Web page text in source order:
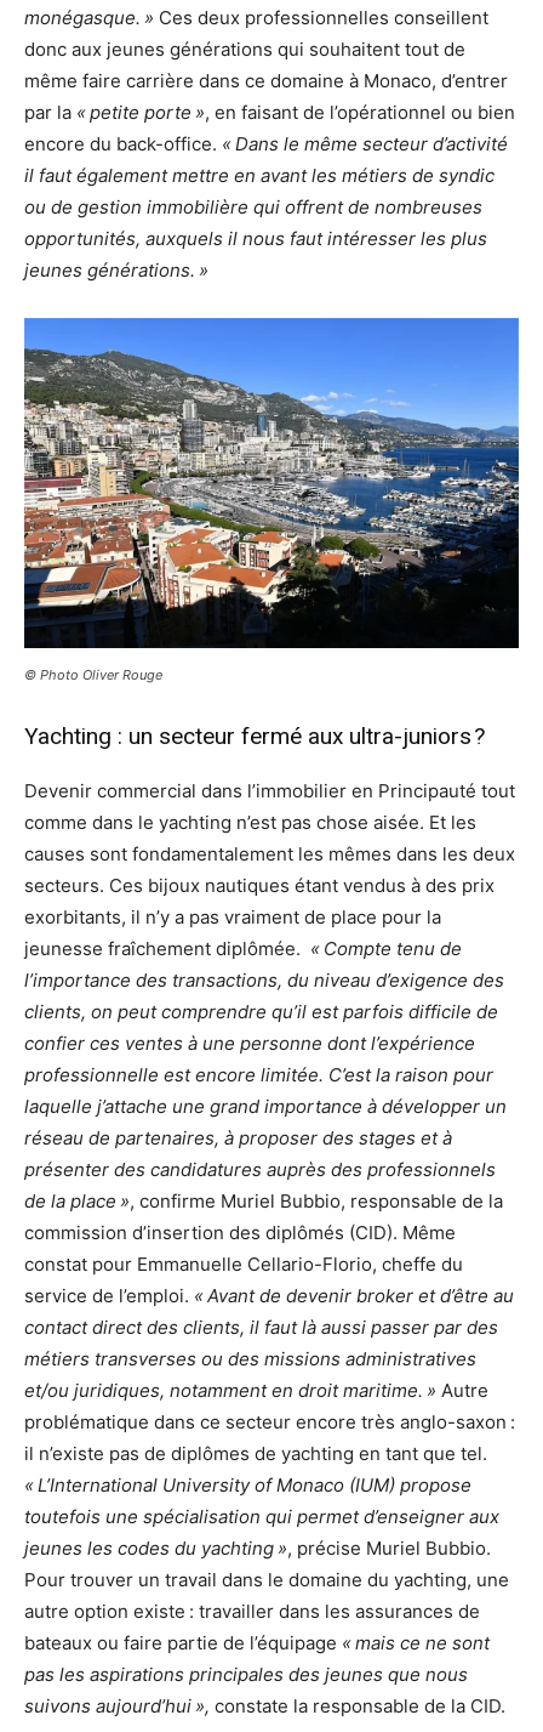
monégasque. » Ces deux professionnelles conseillent
donc aux jeunes générations qui souhaitent tout de
même faire carrière dans ce domaine à Monaco, d’entrer
par la « petite porte », en faisant de l’opérationnel ou bien
encore du back-office. « Dans le même secteur d’activité
il faut également mettre en avant les métiers de syndic
ou de gestion immobilière qui offrent de nombreuses
opportunités, auxquels il nous faut intéresser les plus
jeunes générations. »
© Photo Oliver Rouge
Yachting : un secteur fermé aux ultra-juniors ?
Devenir commercial dans l’immobilier en Principauté tout
comme dans le yachting n’est pas chose aisée. Et les
causes sont fondamentalement les mêmes dans les deux
secteurs. Ces bijoux nautiques étant vendus à des prix
exorbitants, il n’y a pas vraiment de place pour la
jeunesse fraîchement diplômée. « Compte tenu de
l’importance des transactions, du niveau d’exigence des
clients, on peut comprendre qu’il est parfois difficile de
confier ces ventes à une personne dont l’expérience
professionnelle est encore limitée. C’est la raison pour
laquelle j’attache une grand importance à développer un
réseau de partenaires, à proposer des stages et à
présenter des candidatures auprès des professionnels
de la place », confirme Muriel Bubbio, responsable de la
commission d’insertion des diplômés (CID). Même
constat pour Emmanuelle Cellario-Florio, cheffe du
service de l’emploi. « Avant de devenir broker et d’être au
contact direct des clients, il faut là aussi passer par des
métiers transverses ou des missions administratives
et/ou juridiques, notamment en droit maritime. » Autre
problématique dans ce secteur encore très anglo-saxon :
il n’existe pas de diplômes de yachting en tant que tel.
« L’International University of Monaco (IUM) propose
toutefois une spécialisation qui permet d’enseigner aux
jeunes les codes du yachting », précise Muriel Bubbio.
Pour trouver un travail dans le domaine du yachting, une
autre option existe : travailler dans les assurances de
bateaux ou faire partie de l’équipage « mais ce ne sont
pas les aspirations principales des jeunes que nous
suivons aujourd’hui », constate la responsable de la CID.